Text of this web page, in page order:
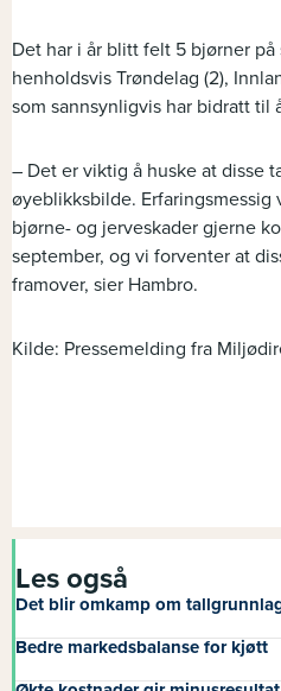
Det har i år blitt felt 5 bjørner
henholdsvis Trøndelag (2),
som sannsynligvis har bidratt til
– Det er viktig å huske at disse
øyeblikksbilde. Erfaringsmessig
bjørne- og jerveskader gjerne
september, og vi forventer at
framover, sier Hambro.
Kilde: Pressemelding fra
Les også
Det blir omkamp om
Bedre markedsbalanse for kjøtt